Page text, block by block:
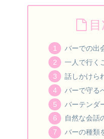
バーでの出
一人で行く
話しかけら
バーで守る
バーテンダ
自然な会話
バーの種類